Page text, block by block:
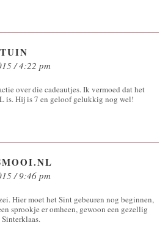
/ 4:22 pm
over die cadeautjes. Ik vermoed dat het
is. Hij is 7 en geloof gelukkig nog wel!
/ 9:46 pm
Hier moet het Sint gebeuren nog beginnen,
sprookje er omheen, gewoon een gezellig
Sinterklaas.